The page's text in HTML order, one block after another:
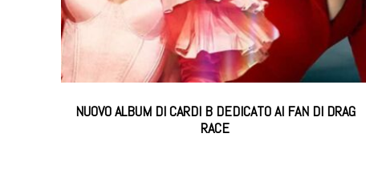
NUOVO ALBUM DI CARDI B DEDICATO AI FAN DI DRAG
RACE